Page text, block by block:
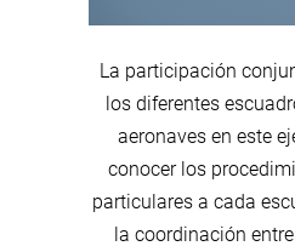
La participación
los diferentes
aeronaves en este
conocer los
particulares a cada
la coordinación